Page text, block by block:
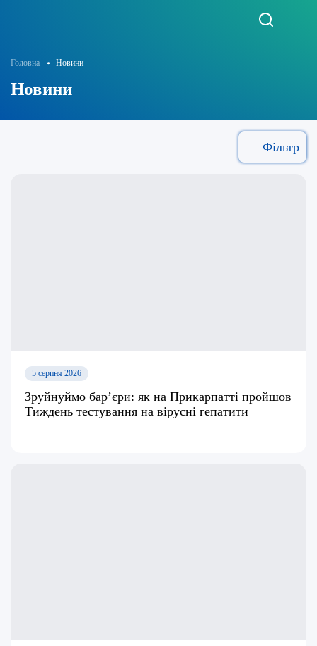
Головна Новини
Новини
Фільтр
5 серпня 2026
Зруйнуймо бар’єри: як на Прикарпатті пройшов
Тиждень тестування на вірусні гепатити